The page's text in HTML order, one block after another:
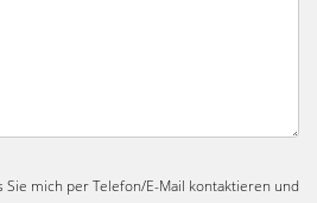
Sie mich per Telefon/E-Mail kontaktieren und